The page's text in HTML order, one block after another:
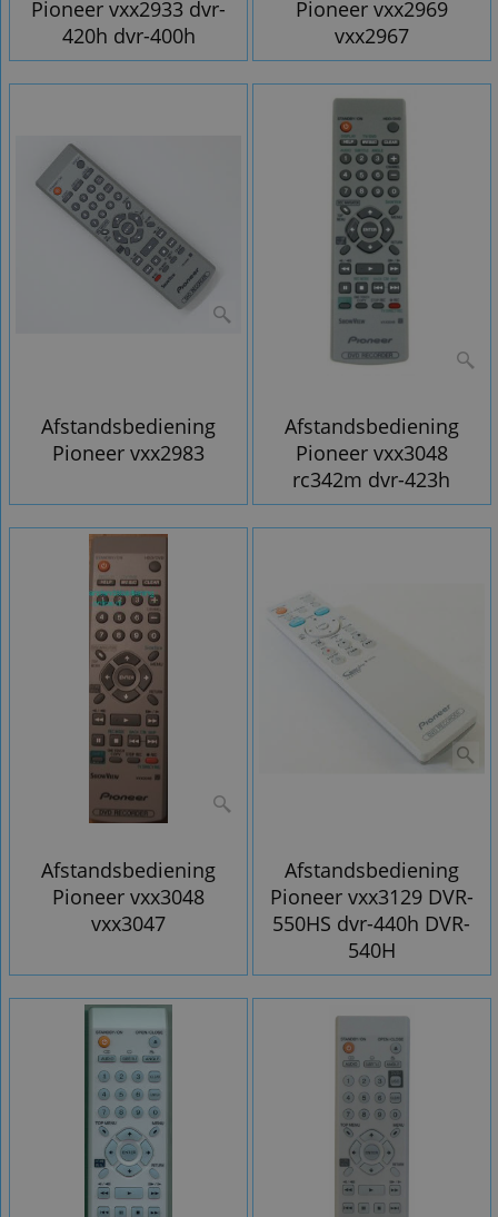
Pioneer vxx2933 dvr-
420h dvr-400h
Pioneer vxx2969
vxx2967
Afstandsbediening
Pioneer vxx2983
Afstandsbediening
Pioneer vxx3048
rc342m dvr-423h
Afstandsbediening
Pioneer vxx3048
vxx3047
Afstandsbediening
Pioneer vxx3129 DVR-
550HS dvr-440h DVR-
540H